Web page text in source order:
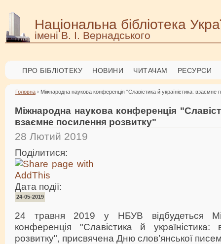
Національна бібліотека
імені В. І. Вернадського
ПРО БІБЛІОТЕКУ НОВИНИ ЧИТАЧАМ РЕСУРСИ
Головна › Міжнародна наукова конференція "Cлавістика й україністика: взаємне
Міжнародна наукова конференція
взаємне посилення розвитку"
28 Лютий 2019
Поділитися:
Дата події:
24-05-2019
24 травня 2019 у НБУВ відбудеться
конференція "Cлавістика й
розвитку", присвячена Дню слов’янської